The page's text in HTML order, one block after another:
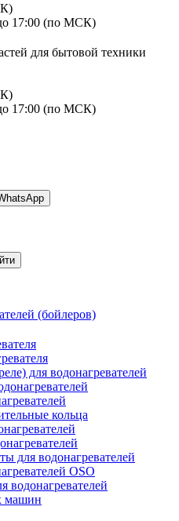
17:00 (по МСК)
для бытовой техники
17:00 (по МСК)
(бойлеров)
для водонагревателей
кольца
для водонагревателей
OSO
водонагревателей
машин